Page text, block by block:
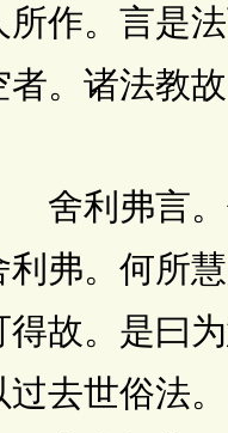
所作。言是
者。诸法教
利弗言。
利弗。何所
得故。是曰
过去世俗法